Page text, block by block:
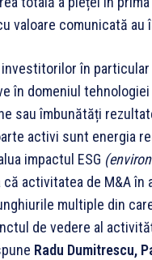
valoare comunicată
în
în domeniul
sau îmbunătăți
activi sunt energia
impactul ESG
că activitatea de M&A
multiple din
de vedere al
Radu Dumitrescu,